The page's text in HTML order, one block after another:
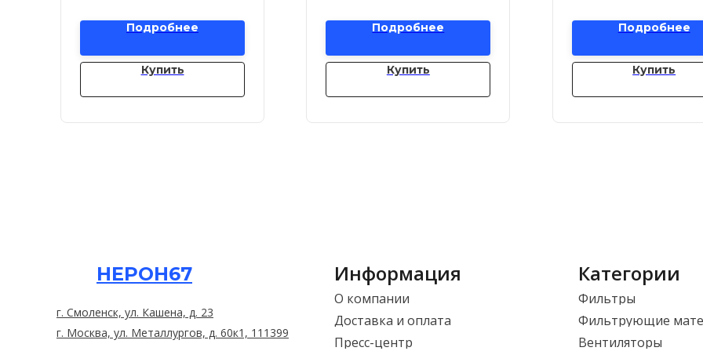
Подробнее
Купить
Подробнее
Купить
Подробнее
Купить
НЕРОН67 Информация Категории
Фильтры
Доставка и оплата
Пресс-центр
О компании
Фильтрующие
Вентиляторы
г. Смоленск, ул. Кашена, д. 23
г. Москва, ул. Металлургов, д. 60к1, 111399